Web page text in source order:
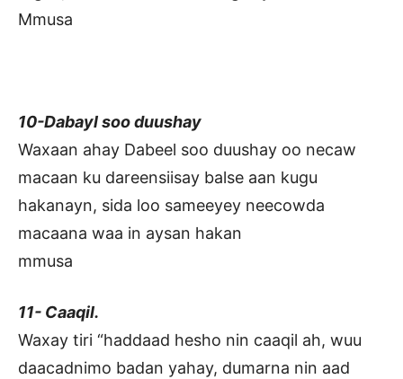
Mmusa
10-Dabayl soo duushay
Waxaan ahay Dabeel soo duushay oo necaw
macaan ku dareensiisay balse aan kugu
hakanayn, sida loo sameeyey neecowda
macaana waa in aysan hakan
mmusa
11- Caaqil.
Waxay tiri “haddaad hesho nin caaqil ah, wuu
daacadnimo badan yahay, dumarna nin aad